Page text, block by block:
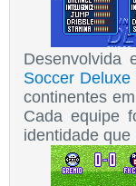
Desenvolvida
Soccer Deluxe
continentes
Cada equipe
identidade